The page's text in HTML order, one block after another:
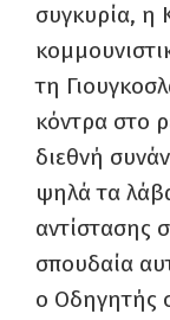
συγκυρία, η
τη
κόντρα στο
διεθνή
ψηλά τα
αντίστασης
σπουδαία
ο Οδηγητής